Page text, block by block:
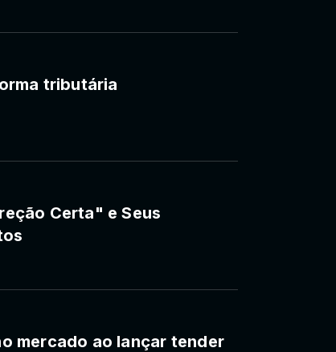
tributária
Certa" e Seus
mercado ao lançar tender